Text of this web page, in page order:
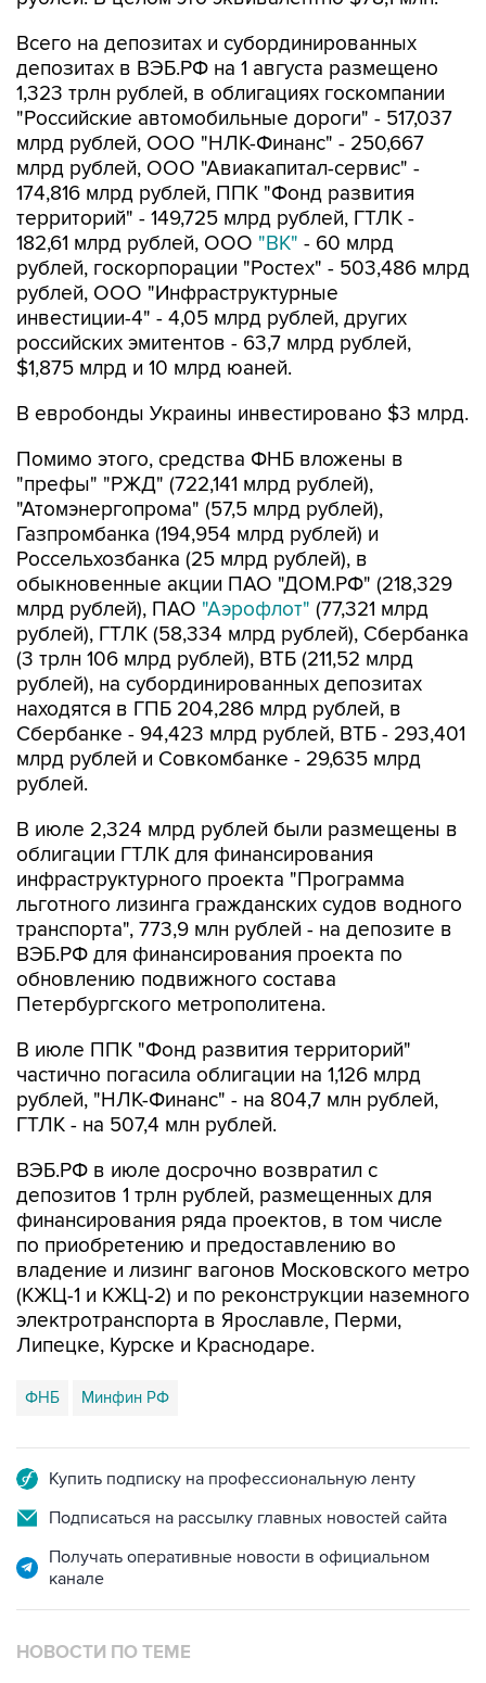
Всего на депозитах и субординированных
депозитах в ВЭБ.РФ на 1 августа размещено
1,323 трлн рублей, в облигациях госкомпании
"Российские автомобильные дороги" - 517,037
млрд рублей, ООО "НЛК-Финанс" - 250,667
млрд рублей, ООО "Авиакапитал-сервис" -
174,816 млрд рублей, ППК "Фонд развития
территорий" - 149,725 млрд рублей, ГТЛК -
182,61 млрд рублей, ООО "ВК" - 60 млрд
рублей, госкорпорации "Ростех" - 503,486 млрд
рублей, ООО "Инфраструктурные
инвестиции-4" - 4,05 млрд рублей, других
российских эмитентов - 63,7 млрд рублей,
$1,875 млрд и 10 млрд юаней.
В евробонды Украины инвестировано $3 млрд.
Помимо этого, средства ФНБ вложены в
"префы" "РЖД" (722,141 млрд рублей),
"Атомэнергопрома" (57,5 млрд рублей),
Газпромбанка (194,954 млрд рублей) и
Россельхозбанка (25 млрд рублей), в
обыкновенные акции ПАО "ДОМ.РФ" (218,329
млрд рублей), ПАО "Аэрофлот" (77,321 млрд
рублей), ГТЛК (58,334 млрд рублей), Сбербанка
(3 трлн 106 млрд рублей), ВТБ (211,52 млрд
рублей), на субординированных депозитах
находятся в ГПБ 204,286 млрд рублей, в
Сбербанке - 94,423 млрд рублей, ВТБ - 293,401
млрд рублей и Совкомбанке - 29,635 млрд
рублей.
В июле 2,324 млрд рублей были размещены в
облигации ГТЛК для финансирования
инфраструктурного проекта "Программа
льготного лизинга гражданских судов водного
транспорта", 773,9 млн рублей - на депозите в
ВЭБ.РФ для финансирования проекта по
обновлению подвижного состава
Петербургского метрополитена.
В июле ППК "Фонд развития территорий"
частично погасила облигации на 1,126 млрд
рублей, "НЛК-Финанс" - на 804,7 млн рублей,
ГТЛК - на 507,4 млн рублей.
ВЭБ.РФ в июле досрочно возвратил с
депозитов 1 трлн рублей, размещенных для
финансирования ряда проектов, в том числе
по приобретению и предоставлению во
владение и лизинг вагонов Московского метро
(КЖЦ-1 и КЖЦ-2) и по реконструкции наземного
электротранспорта в Ярославле, Перми,
Липецке, Курске и Краснодаре.
ФНБ Минфин РФ
Купить подписку на профессиональную ленту
Подписаться на рассылку главных новостей сайта
Получать оперативные новости в официальном
канале
НОВОСТИ ПО ТЕМЕ